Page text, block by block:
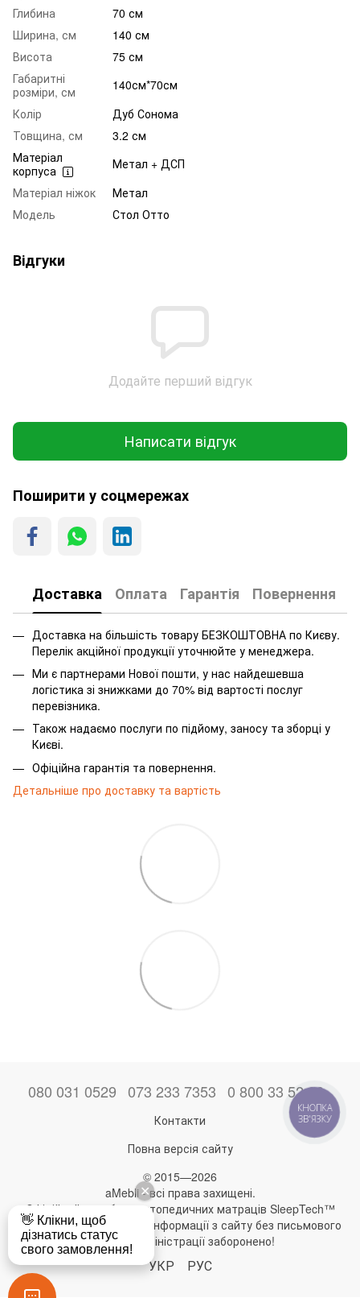
Глибина
70 см
Ширина, см
140 см
Висота
75 см
Габаритні
розміри, см
140см*70см
Колір
Дуб Сонома
Товщина, см
3.2 см
Матеріал
корпуса
Метал + ДСП
Матеріал ніжок
Метал
Модель
Стол Отто
Відгуки
Додайте перший відгук
Написати відгук
Поширити у соцмережах
Доставка Оплата Гарантія Повернення
Доставка на більшість товару БЕЗКОШТОВНА по Києву.
Перелік акційної продукції уточнюйте у менеджера.
Ми є партнерами Нової пошти, у нас найдешевша
логістика зі знижками до 70% від вартості послуг
перевізника.
Також надаємо послуги по підйому, заносу та зборці у
Києві.
Офіційна гарантія та повернення.
Детальніше про доставку та вартість
080 031 0529 073 233 7353 0 800 33 52 06
Контакти
Повна версія сайту
© 2015—2026
aMebli - всі права захищені.
Офіційний виробник ортопедичних матраців SleepTech™
Будь-яке використання інформації з сайту без письмового
дозволу адміністрації заборонено!
УКР РУС
КНОПКА
ЗВ'ЯЗКУ